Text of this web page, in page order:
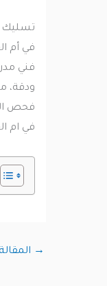
تسليك
في أم
فني مدرب
ودقة، مع
فحص
في ام
المقالة